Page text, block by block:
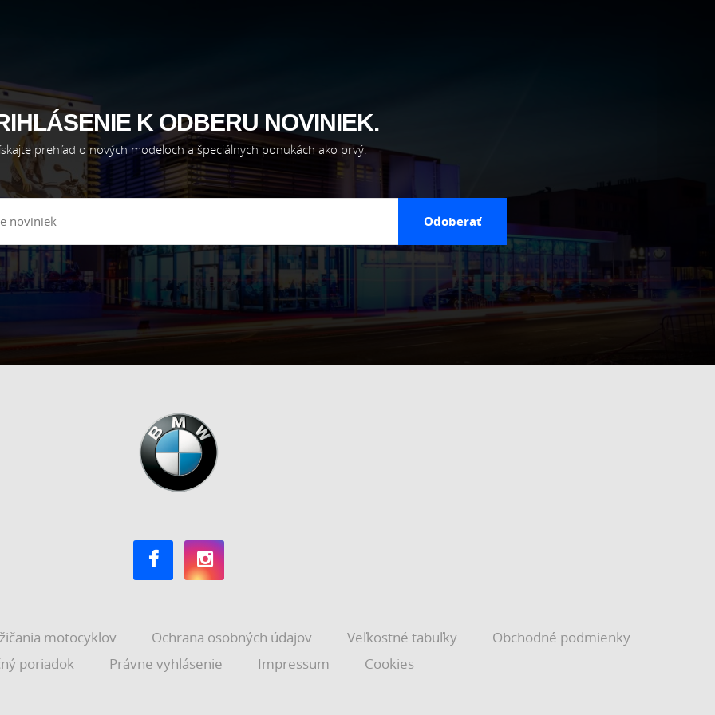
K ODBERU NOVINIEK.
prehľad o nových modeloch a špeciálnych ponukách ako prvý.
Odoberať
motocyklov Ochrana osobných údajov Veľkostné tabuľky
Obchodné podmienky
poriadok
Právne vyhlásenie Impressum Cookies